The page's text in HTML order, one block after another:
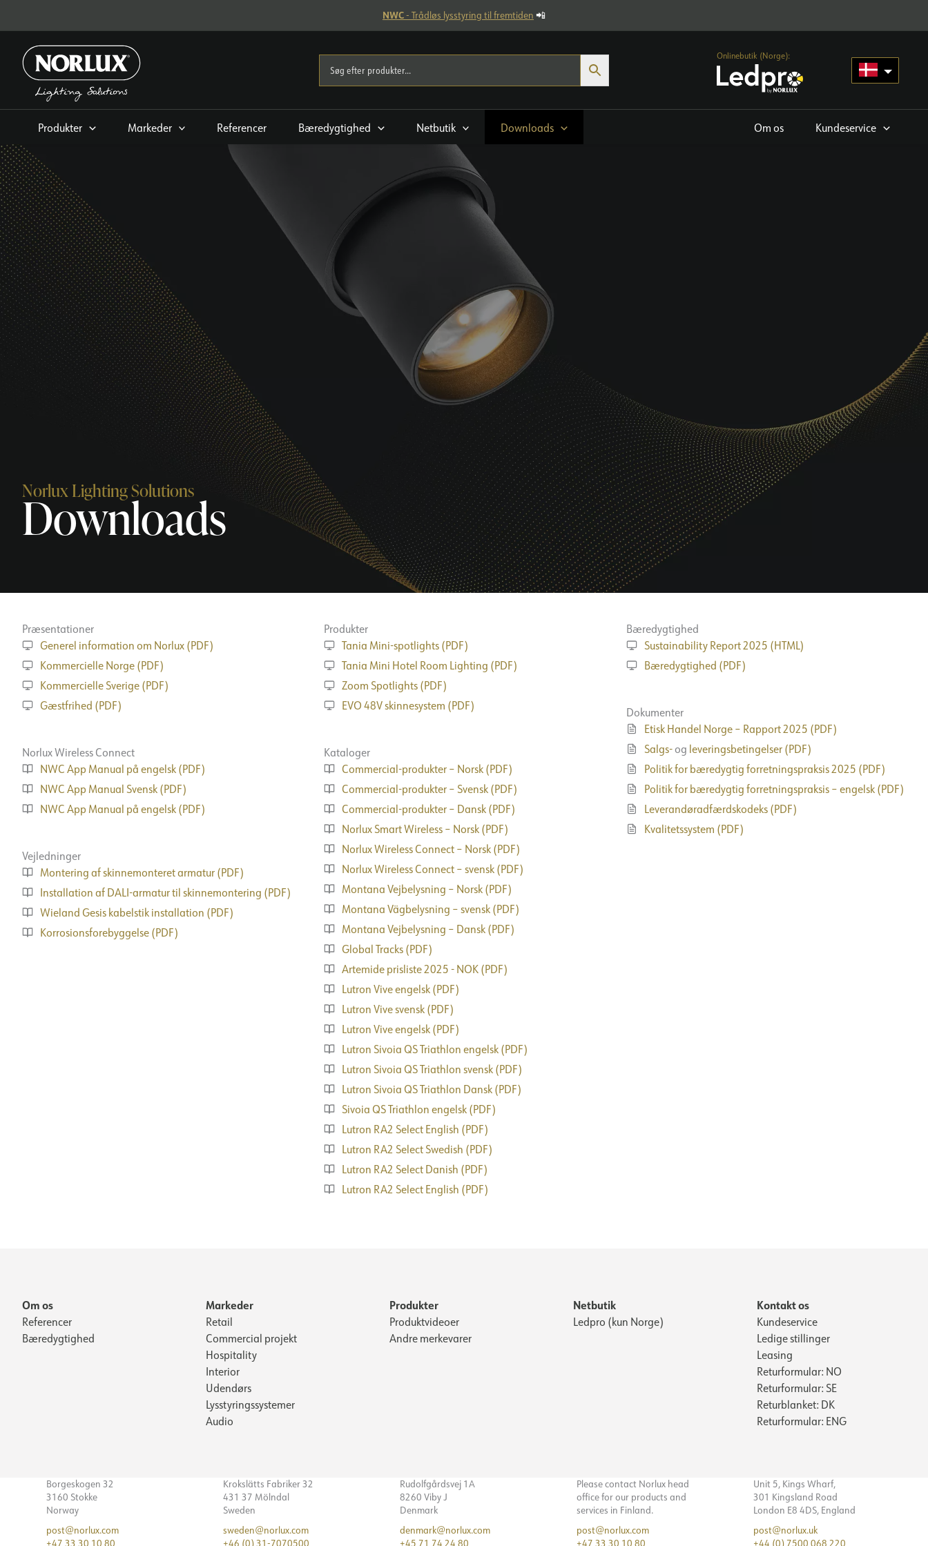
NWC- Trådløs lysstyring til fremtiden 📲
Onlinebutik (Norge):
Produkter Markeder Referencer Bæredygtighed Netbutik Downloads Om os Kundeservice
Norlux Lighting Solutions
Downloads
Præsentationer
Generel information om Norlux (PDF)
Kommercielle Norge (PDF)
Kommercielle Sverige (PDF)
Gæstfrihed (PDF)
Norlux Wireless Connect
NWC App Manual på engelsk (PDF)
NWC App Manual Svensk (PDF)
NWC App Manual på engelsk (PDF)
Vejledninger
Montering af skinnemonteret armatur (PDF)
Installation af DALI-armatur til skinnemontering (PDF)
Wieland Gesis kabelstik installation (PDF)
Korrosionsforebyggelse (PDF)
Produkter
Tania Mini-spotlights (PDF)
Tania Mini Hotel Room Lighting (PDF)
Zoom Spotlights (PDF)
EVO 48V skinnesystem (PDF)
Kataloger
Commercial-produkter – Norsk (PDF)
Commercial-produkter – Svensk (PDF)
Commercial-produkter – Dansk (PDF)
Norlux Smart Wireless – Norsk (PDF)
Norlux Wireless Connect – Norsk (PDF)
Norlux Wireless Connect – svensk (PDF)
Montana Vejbelysning – Norsk (PDF)
Montana Vägbelysning – svensk (PDF)
Montana Vejbelysning – Dansk (PDF)
Global Tracks (PDF)
Artemide prisliste 2025 - NOK (PDF)
Lutron Vive engelsk (PDF)
Lutron Vive svensk (PDF)
Lutron Vive engelsk (PDF)
Lutron Sivoia QS Triathlon engelsk (PDF)
Lutron Sivoia QS Triathlon svensk (PDF)
Lutron Sivoia QS Triathlon Dansk (PDF)
Sivoia QS Triathlon engelsk (PDF)
Lutron RA2 Select English (PDF)
Lutron RA2 Select Swedish (PDF)
Lutron RA2 Select Danish (PDF)
Lutron RA2 Select English (PDF)
Bæredygtighed
Sustainability Report 2025 (HTML)
Bæredygtighed (PDF)
Dokumenter
Etisk Handel Norge – Rapport 2025 (PDF)
Salgs-og leveringsbetingelser (PDF)
Politik for bæredygtig forretningspraksis 2025 (PDF)
Politik for bæredygtig forretningspraksis – engelsk (PDF)
Leverandøradfærdskodeks (PDF)
Kvalitetssystem (PDF)
Om os
Referencer
Bæredygtighed
Markeder
Retail
Commercial projekt
Hospitality
Interior
Udendørs
Lysstyringssystemer
Audio
Produkter
Produktvideoer
Andre merkevarer
Netbutik
Ledpro (kun Norge)
Kontakt os
Kundeservice
Ledige stillinger
Leasing
Returformular: NO
Returformular: SE
Returblanket: DK
Returformular: ENG
Borgeskogen 32
3160 Stokke
Norway
post@norlux.com
+47 33 30 10 80
Krokslätts Fabriker 32
431 37 Mölndal
Sweden
sweden@norlux.com
+46 (0) 31-7070500
Rudolfgårdsvej 1A
8260 Viby J
Denmark
denmark@norlux.com
+45 71 74 24 80
Please contact Norlux head
office for our products and
services in Finland.
post@norlux.com
+47 33 30 10 80
Unit 5, Kings Wharf,
301 Kingsland Road
London E8 4DS, England
post@norlux.uk
+44 (0) 7500 068 220